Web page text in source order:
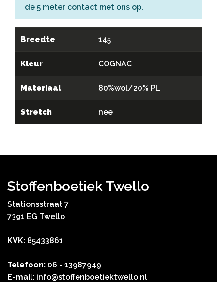
de 5 meter contact met ons op.
Breedte 145
Kleur COGNAC
Materiaal 80%wol/20% PL
Stretch nee
Stoffenboetiek Twello
Stationsstraat 7
7391 EG Twello
KVK: 85433861
Telefoon: 06 - 13987949
E-mail: info@stoffenboetiektwello.nl